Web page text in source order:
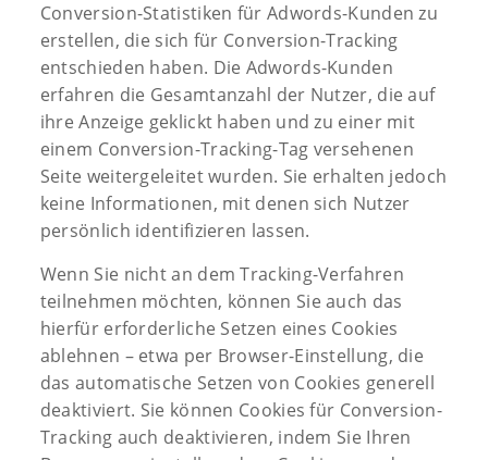
Conversion-Statistiken für Adwords-Kunden zu
erstellen, die sich für Conversion-Tracking
entschieden haben. Die Adwords-Kunden
erfahren die Gesamtanzahl der Nutzer, die auf
ihre Anzeige geklickt haben und zu einer mit
einem Conversion-Tracking-Tag versehenen
Seite weitergeleitet wurden. Sie erhalten jedoch
keine Informationen, mit denen sich Nutzer
persönlich identifizieren lassen.
Wenn Sie nicht an dem Tracking-Verfahren
teilnehmen möchten, können Sie auch das
hierfür erforderliche Setzen eines Cookies
ablehnen – etwa per Browser-Einstellung, die
das automatische Setzen von Cookies generell
deaktiviert. Sie können Cookies für Conversion-
Tracking auch deaktivieren, indem Sie Ihren